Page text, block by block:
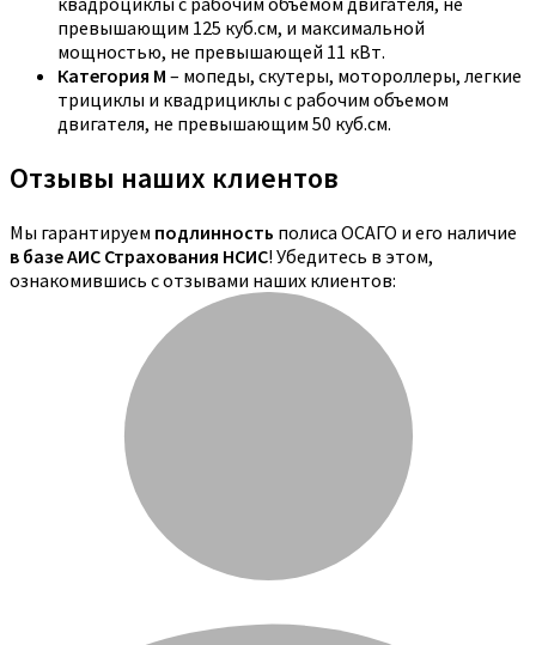
превышающим 125 куб.см, и максимальной
мощностью, не превышающей 11 кВт.
Категория M – мопеды, скутеры, мотороллеры, легкие
трициклы и квадрициклы с рабочим объемом
двигателя, не превышающим 50 куб.см.
Отзывы наших клиентов
Мы гарантируем подлинность полиса ОСАГО и его наличие
в базе АИС Страхования НСИС! Убедитесь в этом,
ознакомившись с отзывами наших клиентов: